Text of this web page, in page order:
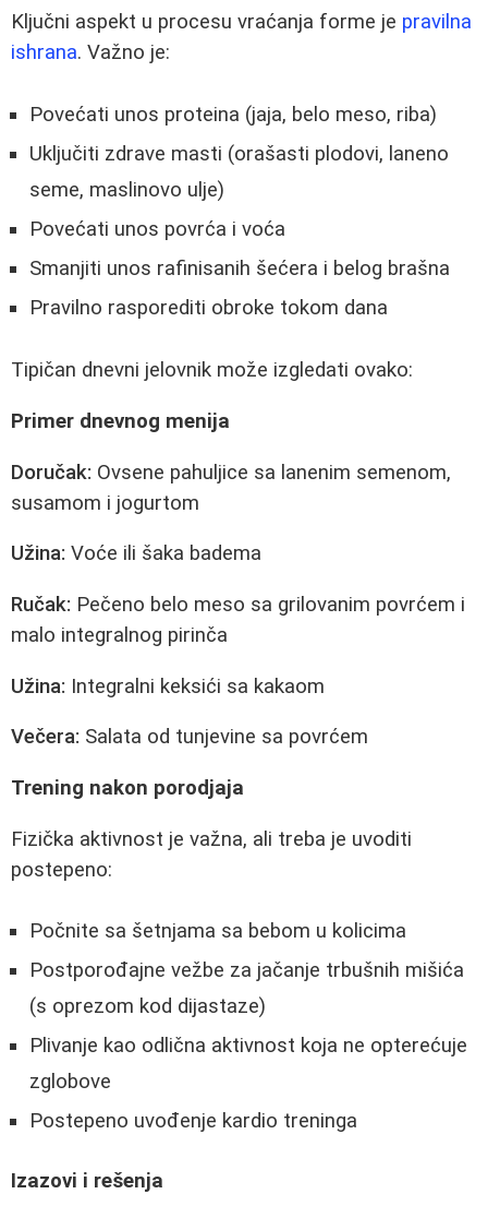
Ključni aspekt u procesu vraćanja forme je pravilna
ishrana. Važno je:
Povećati unos proteina (jaja, belo meso, riba)
Uključiti zdrave masti (orašasti plodovi, laneno
seme, maslinovo ulje)
Povećati unos povrća i voća
Smanjiti unos rafinisanih šećera i belog brašna
Pravilno rasporediti obroke tokom dana
Tipičan dnevni jelovnik može izgledati ovako:
Primer dnevnog menija
Doručak: Ovsene pahuljice sa lanenim semenom,
susamom i jogurtom
Užina: Voće ili šaka badema
Ručak: Pečeno belo meso sa grilovanim povrćem i
malo integralnog pirinča
Užina: Integralni keksići sa kakaom
Večera: Salata od tunjevine sa povrćem
Trening nakon porodjaja
Fizička aktivnost je važna, ali treba je uvoditi
postepeno:
Počnite sa šetnjama sa bebom u kolicima
Postporođajne vežbe za jačanje trbušnih mišića
(s oprezom kod dijastaze)
Plivanje kao odlična aktivnost koja ne opterećuje
zglobove
Postepeno uvođenje kardio treninga
Izazovi i rešenja